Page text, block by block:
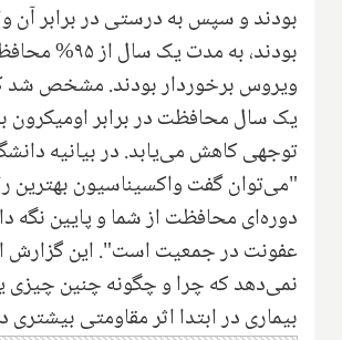
بودند و سپس به درستی در برابر آن
بودند، به مدت یک
ویروس برخوردار بودند. مشخص شد
یک سال محافظت در برابر اومیکرون
توجهی کاهش می‌یابد. در بیانیه
"می‌توان گفت واکسیناسیون بهترین
دوره‌ای محافظت از شما و پایین
عفونت در جمعیت است". این گزارش
نمی‌دهد که چرا و چگونه چنین چیزی
بیماری در ابتدا اثر مقاومتی بیشتری